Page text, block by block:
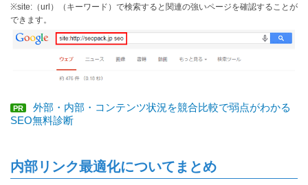
※site:（url）（キーワード）で検索すると関連の強いページを確認することが
できます。
PR
外部・内部・コンテンツ状況を競合比較で弱点がわかる
SEO無料診断
内部リンク最適化についてまとめ